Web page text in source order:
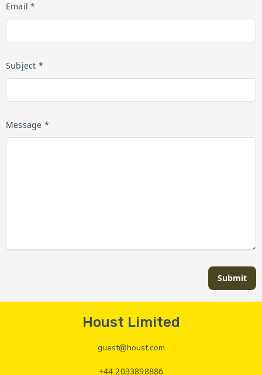
Email *
Subject *
Message *
Submit
Houst Limited
guest@houst.com
+44 2033898886